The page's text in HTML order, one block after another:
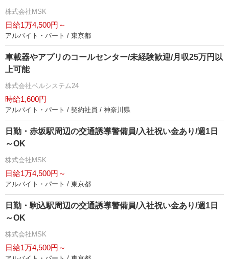
株式会社MSK
日給1万4,500円～
アルバイト・パート / 東京都
車載器やアプリのコールセンター/未経験歓迎/月収25万円以
上可能
株式会社ベルシステム24
時給1,600円
アルバイト・パート / 契約社員 / 神奈川県
日勤・赤坂駅周辺の交通誘導警備員/入社祝い金あり/週1日
～OK
株式会社MSK
日給1万4,500円～
アルバイト・パート / 東京都
日勤・駒込駅周辺の交通誘導警備員/入社祝い金あり/週1日
～OK
株式会社MSK
日給1万4,500円～